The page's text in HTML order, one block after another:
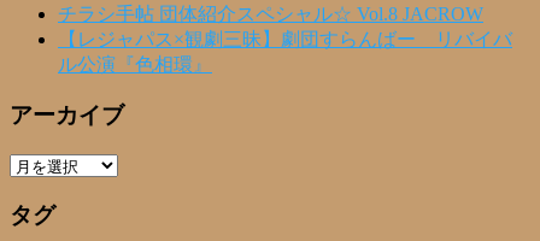
チラシ手帖 団体紹介スペシャル☆ Vol.8 JACROW
【レジャパス×観劇三昧】劇団すらんばー リバイバ
ル公演『色相環』
アーカイブ
ア
カ
タグ